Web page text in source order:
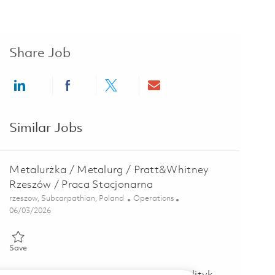
Share Job
Share via LinkedInShare via Facebook
Share via twitterShare via email
Similar Jobs
Metalurżka / Metalurg / Pratt&Whitney
Rzeszów / Praca Stacjonarna
Location
rzeszow, Subcarpathian, Poland Category
Operations
Posted Date
06/03/2026
SaveSave Metalurżka / Metalurg / Pratt&Whitney Rzeszów / Praca